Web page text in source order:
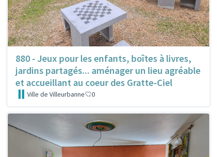
880 - Jeux pour les enfants, boîtes à livres,
jardins partagés... aménager un lieu agréable
et accueillant au coeur des Gratte-Ciel
Ville de Villeurbanne 0